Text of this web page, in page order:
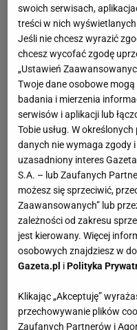
Grażyna
Grażyna Szapołowska
aktorskiej stawiała już
się na studia na
Zelwerowicza w
Jako studentka grywała
Teatru Pantomimy. W
epizodyczne role w
innymi w
Po uzyskaniu dyplomu
Teatrem Narodowym w
kolejnych siedem lat, do
W tym samym roku
pierwszy podjęła
Kieślowskim.
końca" oraz "Krótki film
przyniósł Szapołowskiej
swoich serwisach,
treści w nich
Jeśli nie chcesz wyrazić
chcesz wycofać zgodę
„Ustawień
Twoje dane osobowe
badania i mierzenia
serwisów i aplikacji lub
Tobie usług. W
danych nie wymaga zgody
uzasadniony interes
S.A. – lub Zaufanych
możesz się sprzeciwić,
Zaawansowanych” lub
zależności od zakresu
jest kierowany. Więcej
osobowych znajdziesz w
Gazeta.pl iPolityka
Klikając „Akceptuję”
przechowywanie plików
Zaufanych Partnerów i